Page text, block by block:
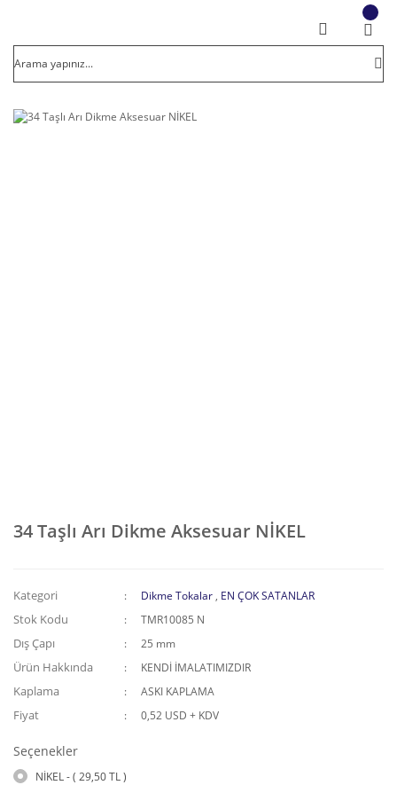
34 Taşlı Arı Dikme Aksesuar NİKEL
Kategori Dikme Tokalar , EN ÇOK SATANLAR
Stok Kodu TMR10085 N
Dış Çapı 25 mm
Ürün Hakkında KENDİ İMALATIMIZDIR
Kaplama ASKI KAPLAMA
Fiyat 0,52 USD + KDV
Seçenekler
NİKEL - ( 29,50 TL )